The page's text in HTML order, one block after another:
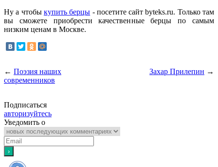
Ну а чтобы купить берцы - посетите сайт byteks.ru. Только там
вы сможете приобрести качественные берцы по самым
низким ценам в Москве.
← Поэзия наших
современников
Захар Прилепин →
Подписаться
авторизуйтесь
Уведомить о